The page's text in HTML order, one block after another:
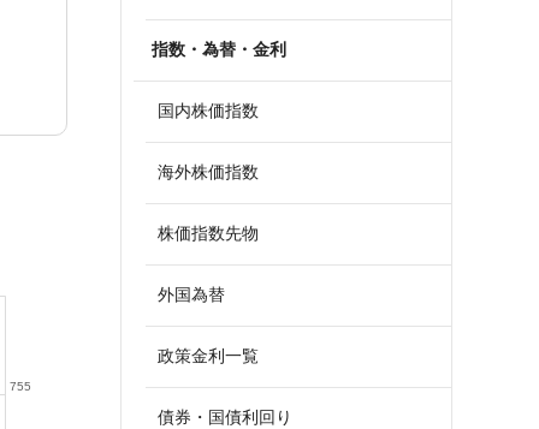
755
指数・為替・金利
国内株価指数
海外株価指数
株価指数先物
外国為替
政策金利一覧
債券・国債利回り